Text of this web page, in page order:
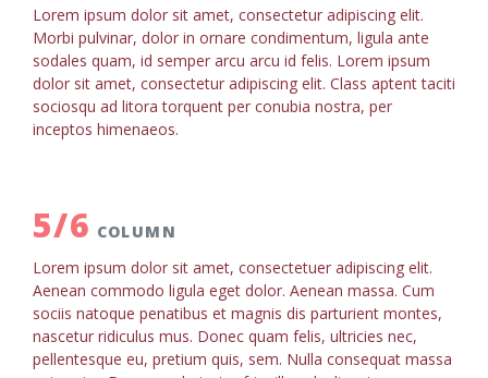
Lorem ipsum dolor sit amet, consectetur adipiscing elit.
Morbi pulvinar, dolor in ornare condimentum, ligula ante
sodales quam, id semper arcu arcu id felis. Lorem ipsum
dolor sit amet, consectetur adipiscing elit. Class aptent taciti
sociosqu ad litora torquent per conubia nostra, per
inceptos himenaeos.
5/6 COLUMN
Lorem ipsum dolor sit amet, consectetuer adipiscing elit.
Aenean commodo ligula eget dolor. Aenean massa. Cum
sociis natoque penatibus et magnis dis parturient montes,
nascetur ridiculus mus. Donec quam felis, ultricies nec,
pellentesque eu, pretium quis, sem. Nulla consequat massa